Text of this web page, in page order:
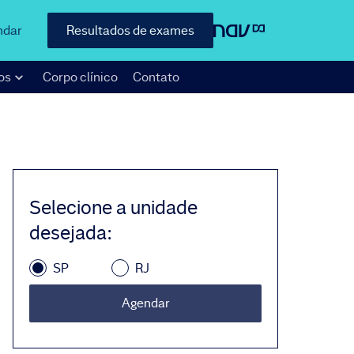
Resultados de exames
Corpo clínico Contato
Selecione a unidade
desejada:
SP RJ
Agendar